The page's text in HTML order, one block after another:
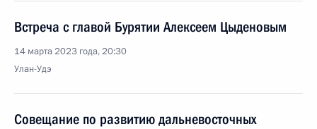
Встреча с главой Бурятии Алексеем Цыденовым
14 марта 2023 года, 20:30
Улан-Удэ
Совещание по развитию дальневосточных